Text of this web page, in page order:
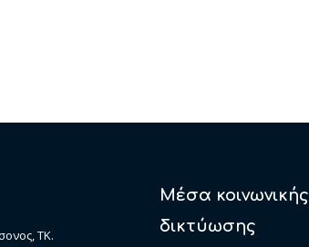
ΤK.
Μέσα κοινωνικής
δικτύωσης